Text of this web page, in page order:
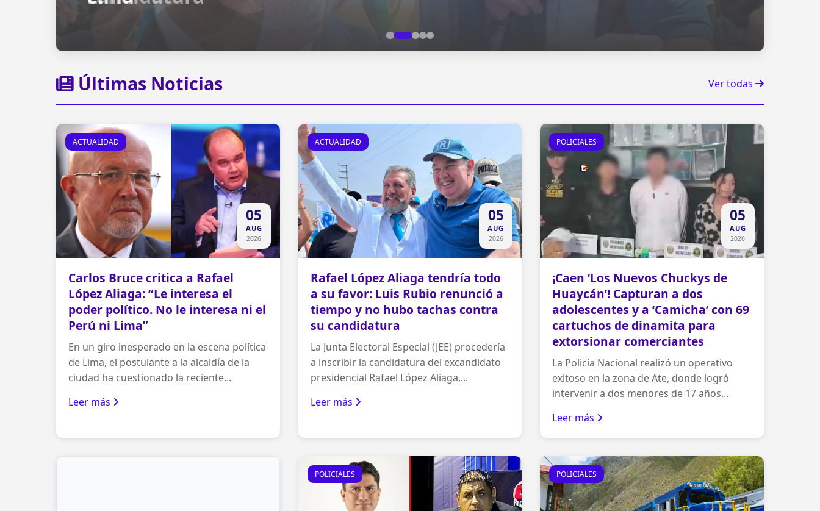
Últimas Noticias Ver todas
ACTUALIDAD
05
AUG
2026
Carlos Bruce critica a Rafael
López Aliaga: “Le interesa el
poder político. No le interesa ni el
Perú ni Lima”
En un giro inesperado en la escena política
de Lima, el postulante a la alcaldía de la
ciudad ha cuestionado la reciente...
Leer más
ACTUALIDAD
05
AUG
2026
Rafael López Aliaga tendría todo
a su favor: Luis Rubio renunció a
tiempo y no hubo tachas contra
su candidatura
La Junta Electoral Especial (JEE) procedería
a inscribir la candidatura del excandidato
presidencial Rafael López Aliaga,...
Leer más
POLICIALES
05
AUG
2026
¡Caen ‘Los Nuevos Chuckys de
Huaycán’! Capturan a dos
adolescentes y a ‘Camicha’ con 69
cartuchos de dinamita para
extorsionar comerciantes
La Policía Nacional realizó un operativo
exitoso en la zona de Ate, donde logró
intervenir a dos menores de 17 años...
Leer más
POLICIALES POLICIALES